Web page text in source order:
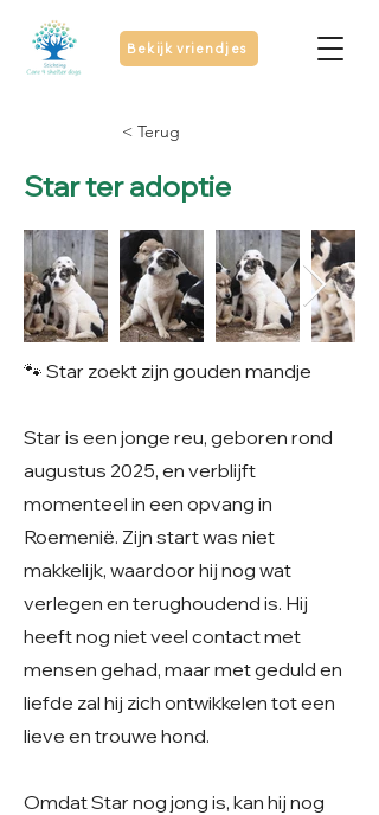
Bekijk vriendjes
< Terug
Star ter adoptie
🐾 Star zoekt zijn gouden mandje
Star is een jonge reu, geboren rond
augustus 2025, en verblijft
momenteel in een opvang in
Roemenië. Zijn start was niet
makkelijk, waardoor hij nog wat
verlegen en terughoudend is. Hij
heeft nog niet veel contact met
mensen gehad, maar met geduld en
liefde zal hij zich ontwikkelen tot een
lieve en trouwe hond.
Omdat Star nog jong is, kan hij nog